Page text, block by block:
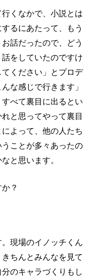
くなかで、小説とは
るにあたって、もう
話だったので、どう
をしていたのですけ
ください」とプロデ
な感じで行きます」
べて裏目に出るとい
と思ってやって裏目
よって、他の人たち
ことが多々あったの
と思います。
？
現場のイノッチくん
ちんとみんなを見て
のキャラづくりもし